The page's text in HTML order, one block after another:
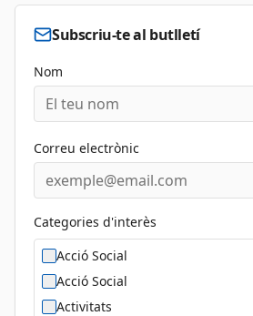
Subscriu-te al butlletí
Nom
Correu electrònic
Categories d'interès
Acció Social
Acció Social
Activitats